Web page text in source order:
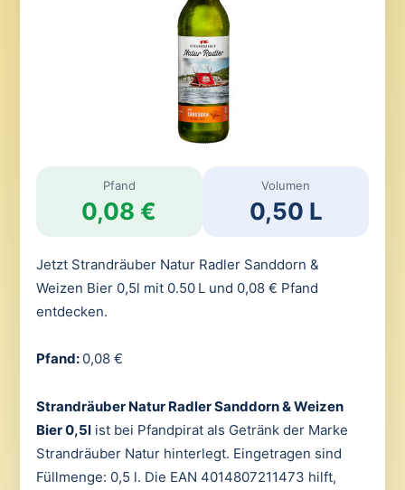
Pfand
0,08 €
Volumen
0,50 L
Jetzt Strandräuber Natur Radler Sanddorn &
Weizen Bier 0,5l mit 0.50 L und 0,08 € Pfand
entdecken.
Pfand: 0,08 €
Strandräuber Natur Radler Sanddorn & Weizen
Bier 0,5list bei Pfandpirat als Getränk der Marke
Strandräuber Natur hinterlegt. Eingetragen sind
Füllmenge: 0,5 l. Die EAN 4014807211473 hilft,